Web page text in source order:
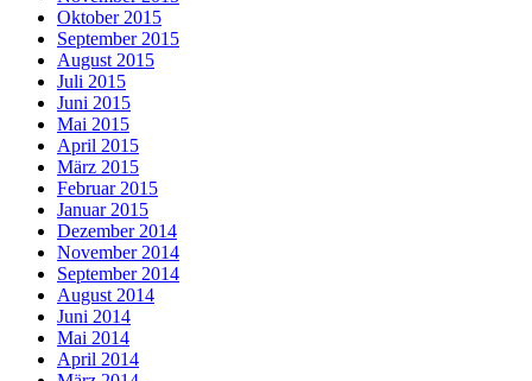
Oktober 2015
September 2015
August 2015
Juli 2015
Juni 2015
Mai 2015
April 2015
März 2015
Februar 2015
Januar 2015
Dezember 2014
November 2014
September 2014
August 2014
Juni 2014
Mai 2014
April 2014